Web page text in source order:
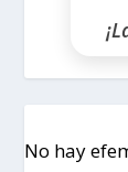
No hay